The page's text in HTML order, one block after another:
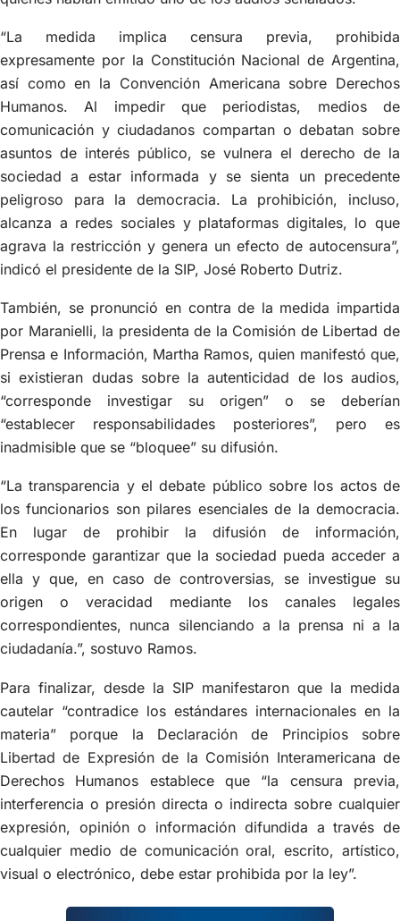
“La medida implica censura previa, prohibida
expresamente por la Constitución Nacional de Argentina,
así como en la Convención Americana sobre Derechos
Humanos. Al impedir que periodistas, medios de
comunicación y ciudadanos compartan o debatan sobre
asuntos de interés público, se vulnera el derecho de la
sociedad a estar informada y se sienta un precedente
peligroso para la democracia. La prohibición, incluso,
alcanza a redes sociales y plataformas digitales, lo que
agrava la restricción y genera un efecto de autocensura”,
indicó el presidente de la SIP, José Roberto Dutriz.
También, se pronunció en contra de la medida impartida
por Maranielli, la presidenta de la Comisión de Libertad de
Prensa e Información, Martha Ramos, quien manifestó que,
si existieran dudas sobre la autenticidad de los audios,
“corresponde investigar su origen” o se deberían
“establecer responsabilidades posteriores”, pero es
inadmisible que se “bloquee” su difusión.
“La transparencia y el debate público sobre los actos de
los funcionarios son pilares esenciales de la democracia.
En lugar de prohibir la difusión de información,
corresponde garantizar que la sociedad pueda acceder a
ella y que, en caso de controversias, se investigue su
origen o veracidad mediante los canales legales
correspondientes, nunca silenciando a la prensa ni a la
ciudadanía.”, sostuvo Ramos.
Para finalizar, desde la SIP manifestaron que la medida
cautelar “contradice los estándares internacionales en la
materia” porque la Declaración de Principios sobre
Libertad de Expresión de la Comisión Interamericana de
Derechos Humanos establece que “la censura previa,
interferencia o presión directa o indirecta sobre cualquier
expresión, opinión o información difundida a través de
cualquier medio de comunicación oral, escrito, artístico,
visual o electrónico, debe estar prohibida por la ley”.